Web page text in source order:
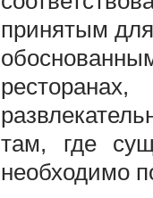
принятым
там, где
необходимо